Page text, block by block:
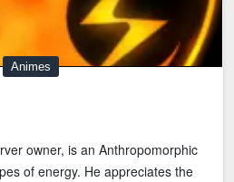
Animes
owner, is an Anthropomorphic
of energy. He appreciates the